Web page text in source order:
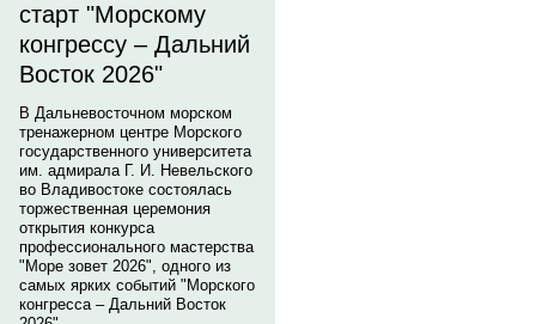
старт "Морскому
конгрессу – Дальний
Восток 2026"
В Дальневосточном морском
тренажерном центре Морского
государственного университета
им. адмирала Г. И. Невельского
во Владивостоке состоялась
торжественная церемония
открытия конкурса
профессионального мастерства
"Море зовет 2026", одного из
самых ярких событий "Морского
конгресса – Дальний Восток